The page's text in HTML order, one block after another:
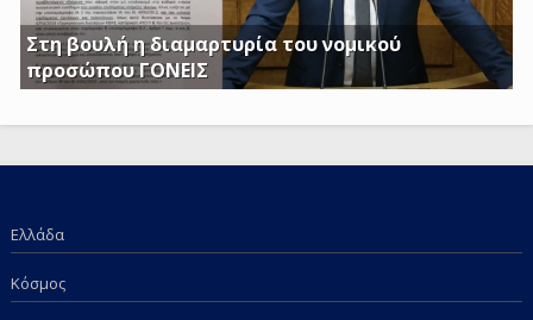
Στη βουλή η διαμαρτυρία του νομικού
προσώπου ΓΟΝΕΙΣ
Γ. Κατσιαντώνης: Φορολογείτε με Κοινή Υπουργική
Απόφαση και τα επιδόματα των παιδιών μας; Πόση
Ελλάδα
Κόσμος